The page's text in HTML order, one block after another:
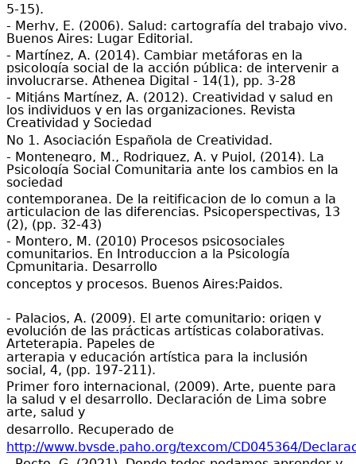
5-15).
- Merhy, E. (2006). Salud: cartografía del trabajo vivo.
Buenos Aires: Lugar Editorial.
- Martínez, A. (2014). Cambiar metáforas en la
psicología social de la acción pública: de intervenir a
involucrarse. Athenea Digital - 14(1), pp. 3-28
- Mitjáns Martínez, A. (2012). Creatividad y salud en
los individuos y en las organizaciones. Revista
Creatividad y Sociedad
No 1. Asociación Española de Creatividad.
- Montenegro, M., Rodriguez, A. y Pujol, (2014). La
Psicología Social Comunitaria ante los cambios en la
sociedad
contemporanea. De la reitificacion de lo comun a la
articulacion de las diferencias. Psicoperspectivas, 13
(2), (pp. 32-43)
- Montero, M. (2010) Procesos psicosociales
comunitarios. En Introduccion a la Psicología
Cpmunitaria. Desarrollo
conceptos y procesos. Buenos Aires:Paidos.
- Palacios, A. (2009). El arte comunitario: origen y
evolución de las prácticas artísticas colaborativas.
Arteterapia. Papeles de
arterapia y educación artística para la inclusión
social, 4, (pp. 197-211).
Primer foro internacional, (2009). Arte, puente para
la salud y el desarrollo. Declaración de Lima sobre
arte, salud y
desarrollo. Recuperado de
http://www.bvsde.paho.org/texcom/CD045364/